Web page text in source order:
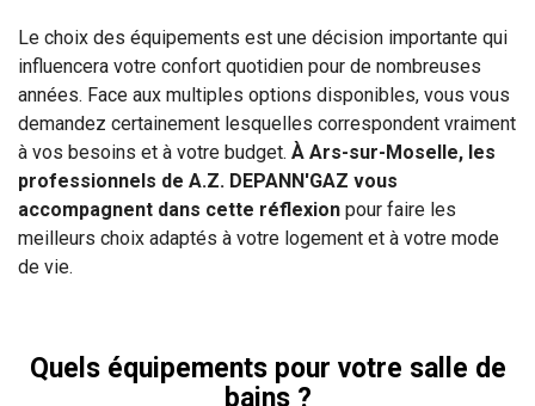
Le choix des équipements est une décision importante qui
influencera votre confort quotidien pour de nombreuses
années. Face aux multiples options disponibles, vous vous
demandez certainement lesquelles correspondent vraiment
à vos besoins et à votre budget. À Ars-sur-Moselle, les
professionnels de A.Z. DEPANN'GAZ vous
accompagnent dans cette réflexion pour faire les
meilleurs choix adaptés à votre logement et à votre mode
de vie.
Quels équipements pour votre salle de
bains ?